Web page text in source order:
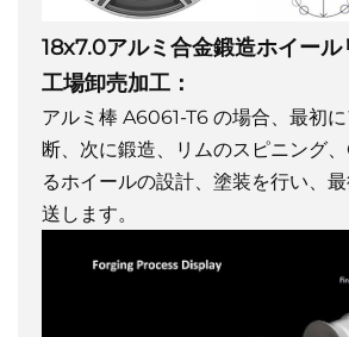
18x7.0アルミ合金鍛造ホイール
工場卸売加工：
アルミ棒 A6061-T6 の場合、最初
断、次に鍛造、リムのスピニング
るホイールの設計、塗装を行い、
送します。